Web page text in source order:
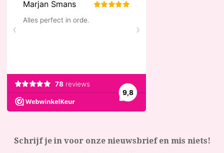
a
b
Schrijf je in voor onze nieuwsbrief en mis niets!